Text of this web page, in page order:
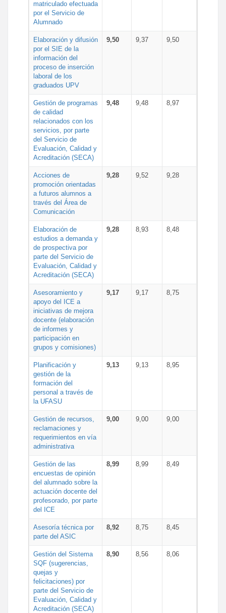
matriculado efectuada
por el Servicio de
Alumnado
Elaboración y difusión
por el SIE de la
información del
proceso de inserción
laboral de los
graduados UPV
9,50 9,37 9,50
Gestión de programas
de calidad
relacionados con los
servicios, por parte
del Servicio de
Evaluación, Calidad y
Acreditación (SECA)
9,48 9,48 8,97
Acciones de
promoción orientadas
a futuros alumnos a
través del Área de
Comunicación
9,28 9,52 9,28
Elaboración de
estudios a demanda y
de prospectiva por
parte del Servicio de
Evaluación, Calidad y
Acreditación (SECA)
9,28 8,93 8,48
Asesoramiento y
apoyo del ICE a
iniciativas de mejora
docente (elaboración
de informes y
participación en
grupos y comisiones)
9,17 9,17 8,75
Planificación y
gestión de la
formación del
personal a través de
la UFASU
9,13 9,13 8,95
Gestión de recursos,
reclamaciones y
requerimientos en vía
administrativa
9,00 9,00 9,00
Gestión de las
encuestas de opinión
del alumnado sobre la
actuación docente del
profesorado, por parte
del ICE
8,99 8,99 8,49
Asesoría técnica por
parte del ASIC
8,92 8,75 8,45
Gestión del Sistema
SQF (sugerencias,
quejas y
felicitaciones) por
parte del Servicio de
Evaluación, Calidad y
Acreditación (SECA)
8,90 8,56 8,06